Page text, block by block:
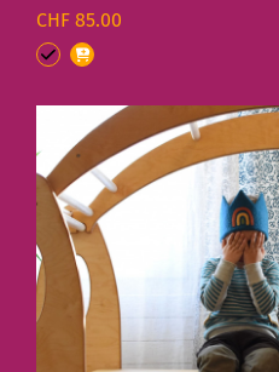
CHF 85.00